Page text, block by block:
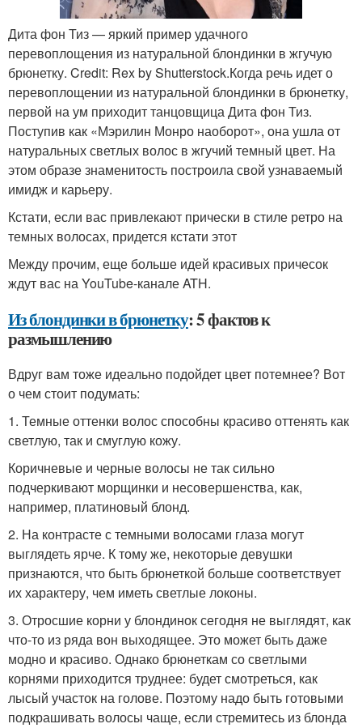
Дита фон Тиз — яркий пример удачного
перевоплощения из натуральной блондинки в жгучую
брюнетку. Credit: Rex by Shutterstock.Когда речь идет о
перевоплощении из натуральной блондинки в брюнетку,
первой на ум приходит танцовщица Дита фон Тиз.
Поступив как «Мэрилин Монро наоборот», она ушла от
натуральных светлых волос в жгучий темный цвет. На
этом образе знаменитость построила свой узнаваемый
имидж и карьеру.
Кстати, если вас привлекают прически в стиле ретро на
темных волосах, придется кстати этот
Между прочим, еще больше идей красивых причесок
ждут вас на YouTube-канале ATH.
Из блондинки в брюнетку: 5 фактов к
размышлению
Вдруг вам тоже идеально подойдет цвет потемнее? Вот
о чем стоит подумать:
1. Темные оттенки волос способны красиво оттенять как
светлую, так и смуглую кожу.
Коричневые и черные волосы не так сильно
подчеркивают морщинки и несовершенства, как,
например, платиновый блонд.
2. На контрасте с темными волосами глаза могут
выглядеть ярче. К тому же, некоторые девушки
признаются, что быть брюнеткой больше соответствует
их характеру, чем иметь светлые локоны.
3. Отросшие корни у блондинок сегодня не выглядят, как
что-то из ряда вон выходящее. Это может быть даже
модно и красиво. Однако брюнеткам со светлыми
корнями приходится труднее: будет смотреться, как
лысый участок на голове. Поэтому надо быть готовыми
подкрашивать волосы чаще, если стремитесь из блонда